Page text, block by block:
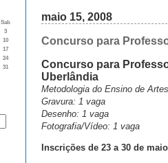
Sab
3
10
17
24
31
maio 15, 2008
Concurso para
Concurso para
Uberlândia
Metodologia do Ensino de
Gravura: 1 vaga
Desenho: 1 vaga
Fotografia/Vídeo: 1 vaga
Inscrições de 23 a 30 de